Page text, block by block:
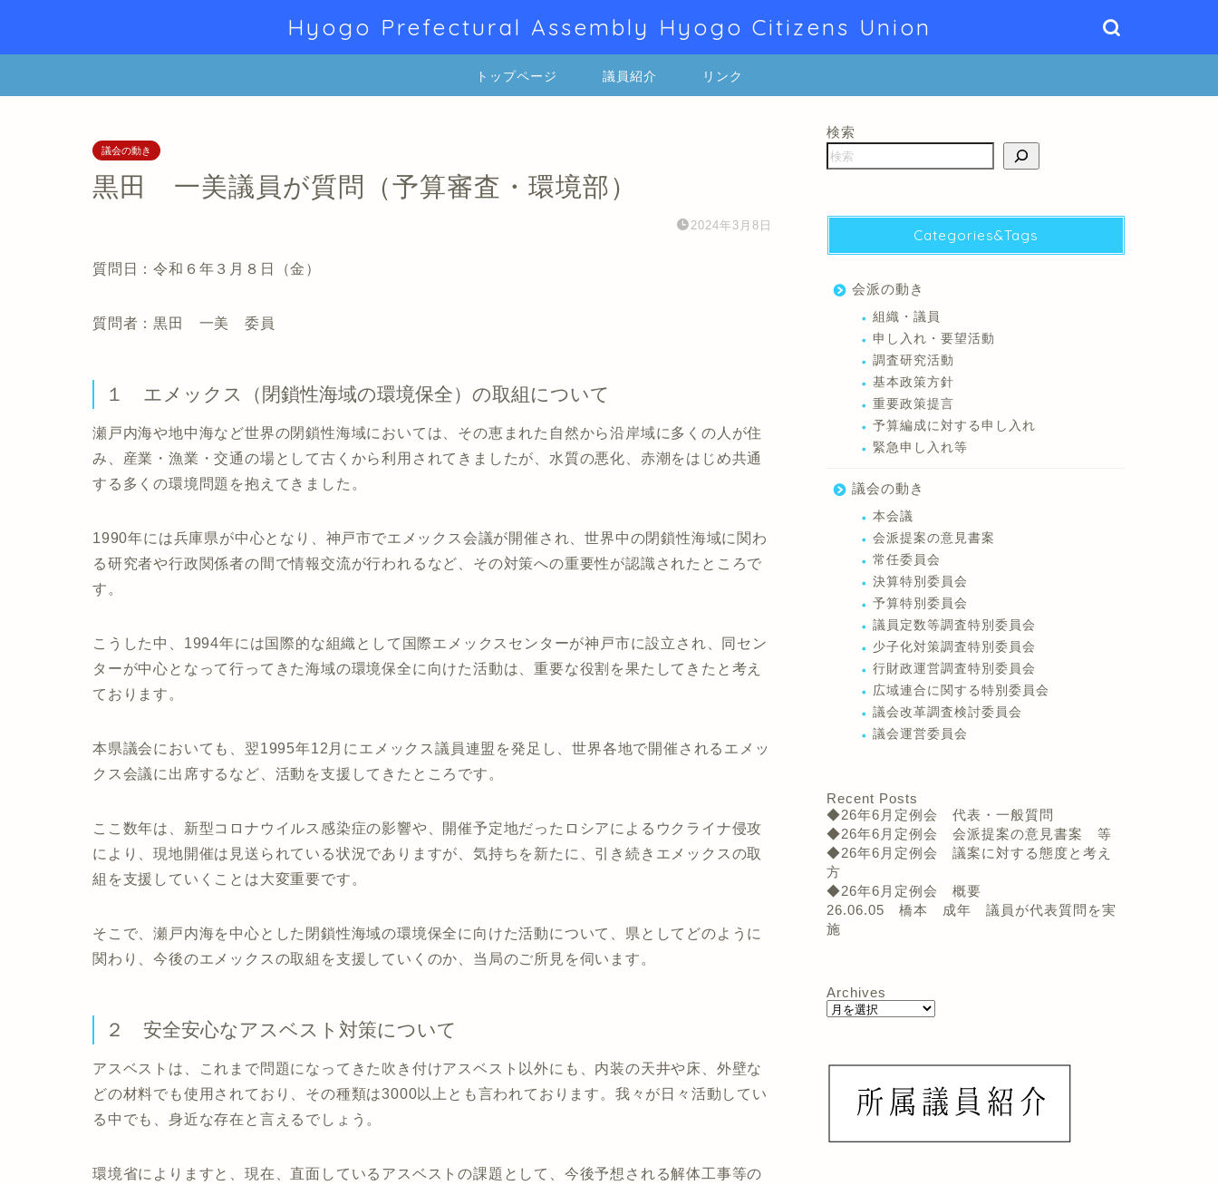
Hyogo Prefectural Assembly Hyogo Citizens Union
トップページ 議員紹介 リンク
議会の動き
黒田 一美議員が質問（予算審査・環境部）
2024年3月8日
質問日：令和６年３月８日（金）
質問者：黒田 一美 委員
１ エメックス（閉鎖性海域の環境保全）の取組について
瀬戸内海や地中海など世界の閉鎖性海域においては、その恵まれた自然から沿岸域に多くの人が住
み、産業・漁業・交通の場として古くから利用されてきましたが、水質の悪化、赤潮をはじめ共通
する多くの環境問題を抱えてきました。
1990年には兵庫県が中心となり、神戸市でエメックス会議が開催され、世界中の閉鎖性海域に関わ
る研究者や行政関係者の間で情報交流が行われるなど、その対策への重要性が認識されたところで
す。
こうした中、1994年には国際的な組織として国際エメックスセンターが神戸市に設立され、同セン
ターが中心となって行ってきた海域の環境保全に向けた活動は、重要な役割を果たしてきたと考え
ております。
本県議会においても、翌1995年12月にエメックス議員連盟を発足し、世界各地で開催されるエメッ
クス会議に出席するなど、活動を支援してきたところです。
ここ数年は、新型コロナウイルス感染症の影響や、開催予定地だったロシアによるウクライナ侵攻
により、現地開催は見送られている状況でありますが、気持ちを新たに、引き続きエメックスの取
組を支援していくことは大変重要です。
そこで、瀬戸内海を中心とした閉鎖性海域の環境保全に向けた活動について、県としてどのように
関わり、今後のエメックスの取組を支援していくのか、当局のご所見を伺います。
２ 安全安心なアスベスト対策について
アスベストは、これまで問題になってきた吹き付けアスベスト以外にも、内装の天井や床、外壁な
どの材料でも使用されており、その種類は3000以上とも言われております。我々が日々活動してい
る中でも、身近な存在と言えるでしょう。
環境省によりますと、現在、直面しているアスベストの課題として、今後予想される解体工事等の
検索
Categories&Tags
会派の動き
組織・議員
申し入れ・要望活動
調査研究活動
基本政策方針
重要政策提言
予算編成に対する申し入れ
緊急申し入れ等
議会の動き
本会議
会派提案の意見書案
常任委員会
決算特別委員会
予算特別委員会
議員定数等調査特別委員会
少子化対策調査特別委員会
行財政運営調査特別委員会
広域連合に関する特別委員会
議会改革調査検討委員会
議会運営委員会
Recent Posts
◆26年6月定例会 代表・一般質問
◆26年6月定例会 会派提案の意見書案 等
◆26年6月定例会 議案に対する態度と考え
方
◆26年6月定例会 概要
26.06.05 橋本 成年 議員が代表質問を実
施
Archives